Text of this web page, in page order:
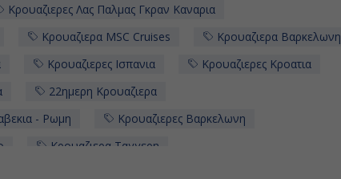
Κρουαζιερες Λας Παλμας Γκραν Καναρια
Κρουαζιερα MSC Cruises
Κρουαζιερα Βαρκελωνη
Κρουαζιερες Ισπανια
Κρουαζιερες Κροατια
22ημερη Κρουαζιερα
- Ρωμη
Κρουαζιερες Βαρκελωνη
Κρουαζιερα Ταγγερη